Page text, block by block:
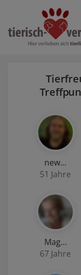
new…
51 Jahre
Mag…
67 Jahre